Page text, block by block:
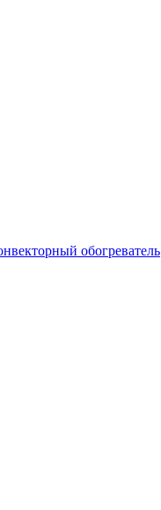
обогреватель